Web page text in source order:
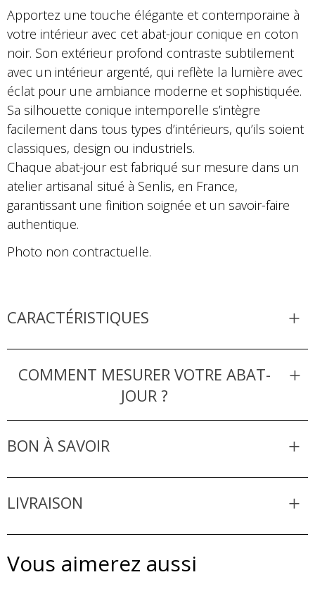
Apportez une touche élégante et contemporaine à
votre intérieur avec cet abat-jour conique en coton
noir. Son extérieur profond contraste subtilement
avec un intérieur argenté, qui reflète la lumière avec
éclat pour une ambiance moderne et sophistiquée.
Sa silhouette conique intemporelle s’intègre
facilement dans tous types d’intérieurs, qu’ils soient
classiques, design ou industriels.
Chaque abat-jour est fabriqué sur mesure dans un
atelier artisanal situé à Senlis, en France,
garantissant une finition soignée et un savoir-faire
authentique.
Photo non contractuelle.
CARACTÉRISTIQUES
COMMENT MESURER VOTRE ABAT-
JOUR ?
BON À SAVOIR
LIVRAISON
Vous aimerez aussi